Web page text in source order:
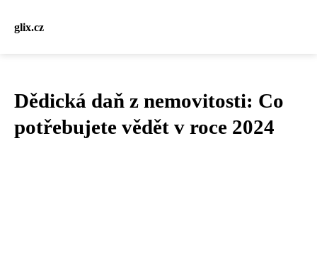
glix.cz
Dědická daň z nemovitosti: Co
potřebujete vědět v roce 2024